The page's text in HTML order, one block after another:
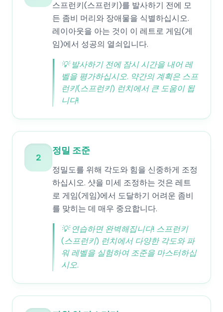
스프런키(스프런키)를 발사하기 전에 모
든 좀비 머리와 장애물을 식별하십시오.
레이아웃을 아는 것이 이 레트로 게임(게
임)에서 성공의 열쇠입니다.
💡 발사하기 전에 잠시 시간을 내어 레
벨을 평가하십시오. 약간의 계획은 스프
런키(스프런키) 런치에서 큰 도움이 됩
니다!
2
정밀 조준
정밀도를 위해 각도와 힘을 신중하게 조정
하십시오. 샷을 미세 조정하는 것은 레트
로 게임(게임)에서 도달하기 어려운 좀비
를 맞히는 데 매우 중요합니다.
💡 연습하면 완벽해집니다! 스프런키
(스프런키) 런치에서 다양한 각도와 파
워 레벨을 실험하여 조준을 마스터하십
시오.